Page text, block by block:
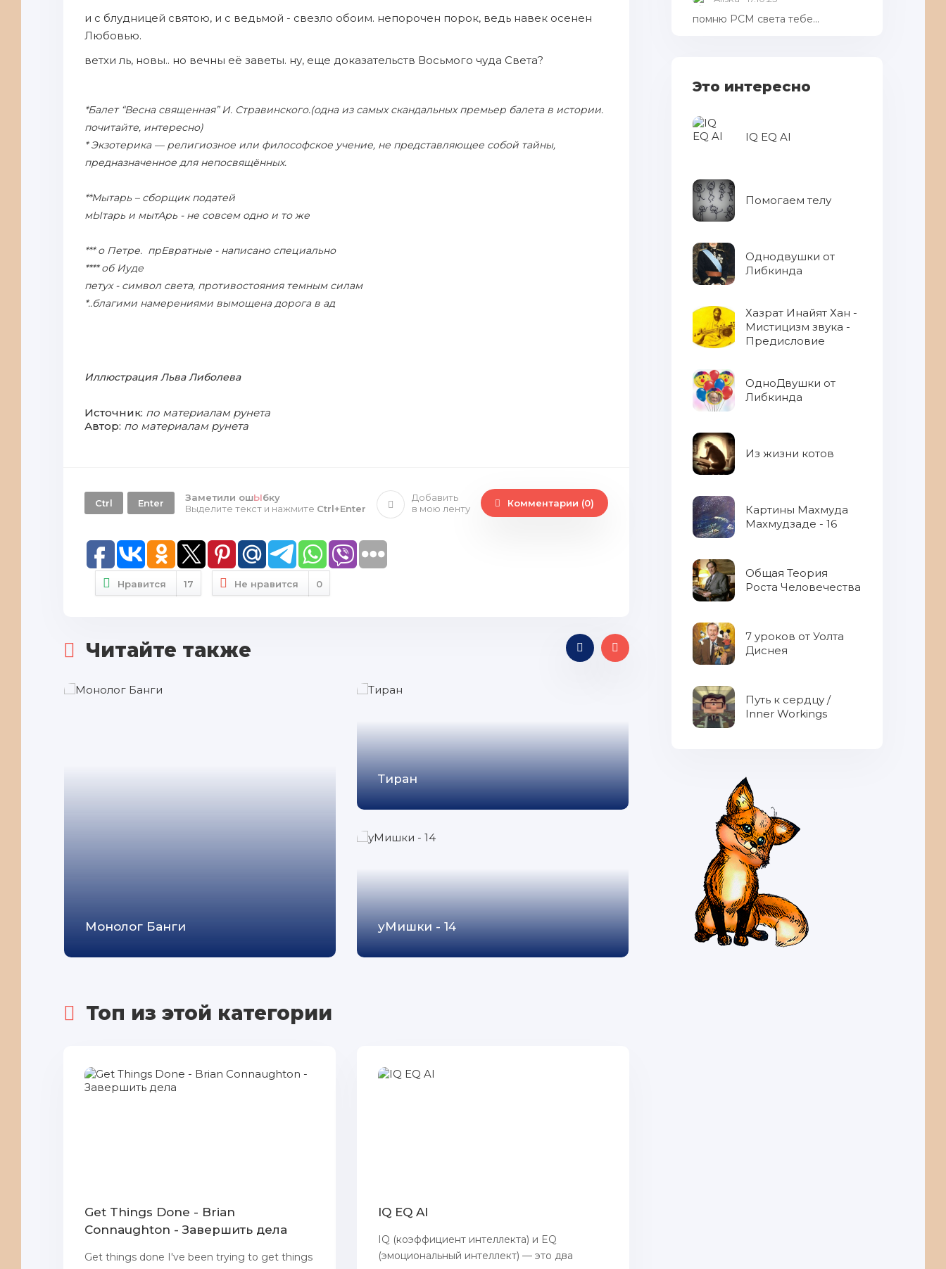
и с блудницей святою, и с ведьмой - свезло обоим. непорочен порок, ведь навек осенен
Любовью.
ветхи ль, новы.. но вечны её заветы. ну, еще доказательств Восьмого чуда Света?
*Балет “Весна священная” И. Стравинского.(одна из самых скандальных премьер балета в истории.
почитайте, интересно)
* Экзотерика — религиозное или философское учение, не представляющее собой тайны,
предназначенное для непосвящённых.
**Мытарь – сборщик податей
мЫтарь и мытАрь - не совсем одно и то же
*** о Петре. прЕвратные - написано специально
**** об Иуде
петух - символ света, противостояния темным силам
*..благими намерениями вымощена дорога в ад
Иллюстрация Льва Либолева
Источник: по материалам рунета
Автор: по материалам рунета
Ctrl Enter Заметили ошЫбку
Выделите текст и нажмите Ctrl+Enter
Добавить
в мою ленту
Комментарии (0)
Нравится 17 Не нравится 0
Читайте также
Монолог Банги
Тиран
уМишки - 14 Свобода не по карману!
Топ из этой категории
Get Things Done - Brian
Connaughton - Завершить дела
Get things done I've been trying to get things
IQ EQ AI
IQ (коэффициент интеллекта) и EQ
(эмоциональный интеллект) — это два
помню РСМ cвета тебе...
Это интересно
IQ EQ AI
Помогаем телу
Однодвушки от
Либкинда
Хазрат Инайят Хан -
Мистицизм звука -
Предисловие
ОдноДвушки от
Либкинда
Из жизни котов
Картины Махмуда
Махмудзаде - 16
Общая Теория
Роста Человечества
7 уроков от Уолта
Диснея
Путь к сердцу /
Inner Workings